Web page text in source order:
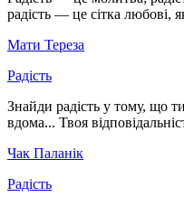
радість — це сітка любові,
Мати Тереза
Радість
Знайди радість у тому, що
вдома... Твоя
Чак Паланік
Радість